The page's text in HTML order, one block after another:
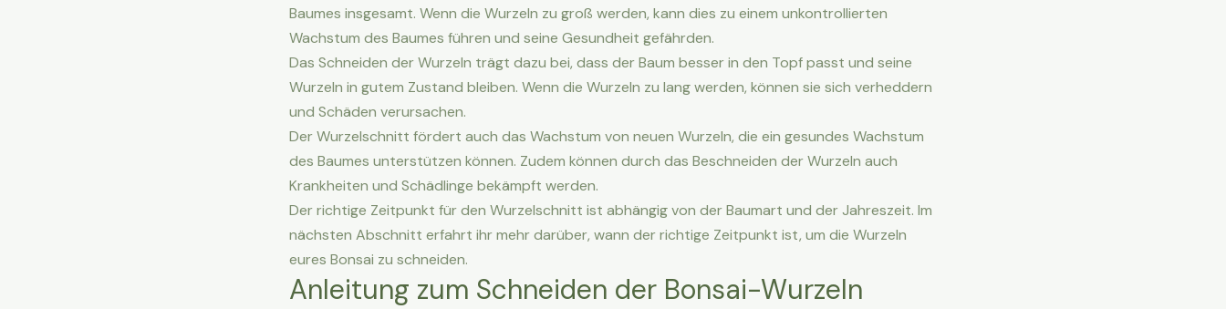
Baumes insgesamt. Wenn die Wurzeln zu groß werden, kann dies zu einem unkontrollierten
Wachstum des Baumes führen und seine Gesundheit gefährden.
Das Schneiden der Wurzeln trägt dazu bei, dass der Baum besser in den Topf passt und seine
Wurzeln in gutem Zustand bleiben. Wenn die Wurzeln zu lang werden, können sie sich verheddern
und Schäden verursachen.
Der Wurzelschnitt fördert auch das Wachstum von neuen Wurzeln, die ein gesundes Wachstum
des Baumes unterstützen können. Zudem können durch das Beschneiden der Wurzeln auch
Krankheiten und Schädlinge bekämpft werden.
Der richtige Zeitpunkt für den Wurzelschnitt ist abhängig von der Baumart und der Jahreszeit. Im
nächsten Abschnitt erfahrt ihr mehr darüber, wann der richtige Zeitpunkt ist, um die Wurzeln
eures Bonsai zu schneiden.
Anleitung zum Schneiden der Bonsai-Wurzeln